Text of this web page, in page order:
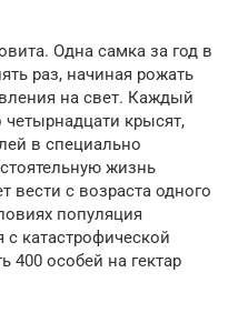
Одна самка за год в
раз, начиная рожать
на свет. Каждый
четырнадцати крысят,
в специально
жизнь
вести с возраста одного
популяция
с катастрофической
400 особей на гектар